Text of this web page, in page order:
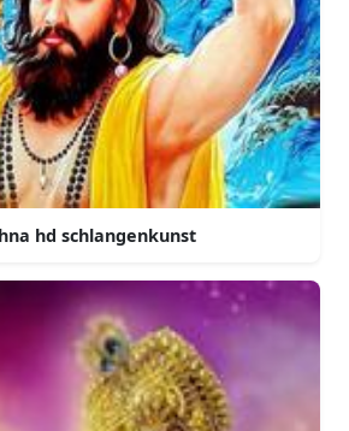
hd schlangenkunst